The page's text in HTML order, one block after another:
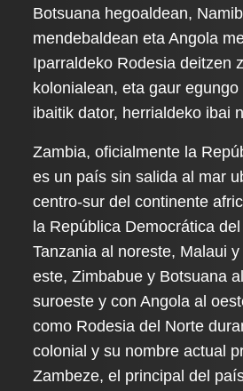
Botsuana hegoaldean,
mendebaldean eta Angola
Iparraldeko Rodesia deitzen
kolonialean, eta gaur
ibaitik dator, herrialdeko ibai
Zambia, oficialmente la
es un país sin salida al mar
centro-sur del continente
la República Democrática
Tanzania al noreste, Malaui
este, Zimbabue y Botsuana
suroeste y con Angola al
como Rodesia del Norte
colonial y su nombre actual
Zambeze, el principal del